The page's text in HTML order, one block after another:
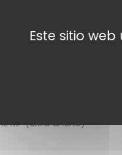
32 MP (HDR)
12 MP (ultra ancho)
Este sitio